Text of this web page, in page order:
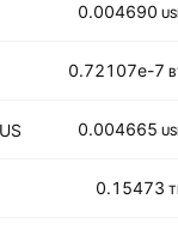
0.004690
0.72107e-7
0.004665
0.15473